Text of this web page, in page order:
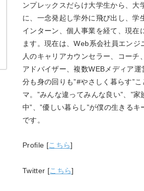
ンプレックスだらけ大学生から、大
に、一念発起し学外に飛び出し、学
インターン、個人事業を経て、現在
ます。現在は、Web系会社員エンジ
人のキャリアカウンセラー、コーチ
アドバイザー、複数WEB メディア運
分も身の回りも”#やさしく暮らす”こ
マ。 ”みんな違ってみんな良い” ”家
中” 、”優しい暮らし”が僕の生きるキ
です。
Profile [こちら]
Twitter [こちら]